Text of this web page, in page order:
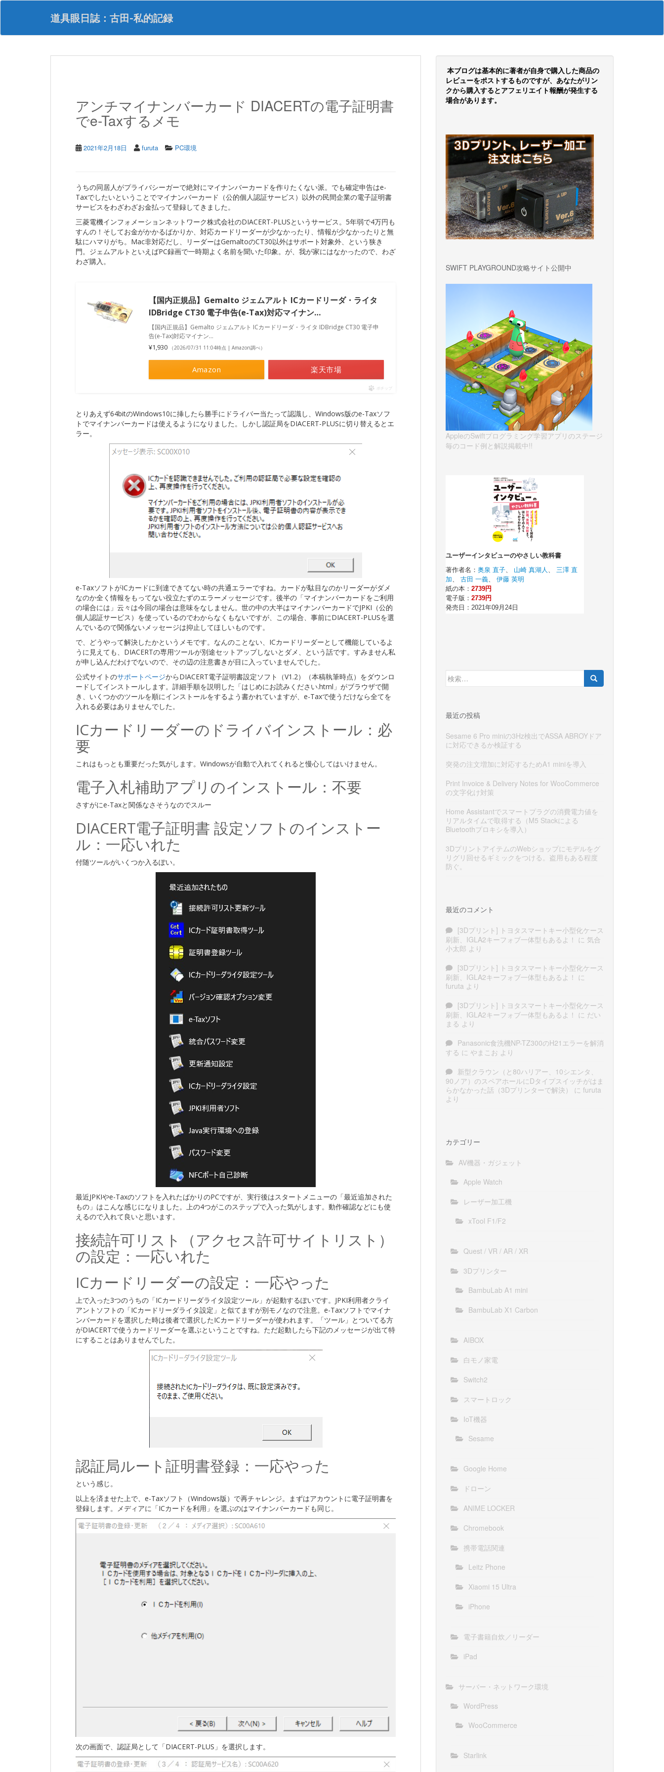
S
p
道具眼日誌：古田-私的記録
アンチマイナンバーカード DIACERTの電子証明書
でe-Taxするメモ
2021年2月18日 furuta PC環境
うちの同居人がプライバシーガーで絶対にマイナンバーカードを作りたくない派。でも確定申告はe-
Taxでしたいということでマイナンバーカード（公的個人認証サービス）以外の民間企業の電子証明書
サービスをわざわざお金払って登録してきました。
三菱電機インフォメーションネットワーク株式会社のDIACERT-PLUSというサービス。5年弱で4万円も
すんの！そしてお金がかかるばかりか、対応カードリーダーが少なかったり、情報が少なかったりと無
駄にハマりがち。Mac非対応だし、リーダーはGemaltoのCT30以外はサポート対象外、という狭き
門。ジェムアルトといえばPC録画で一時期よく名前を聞いた印象。が、我が家にはなかったので、わざ
わざ購入。
【国内正規品】Gemalto ジェムアルト ICカードリーダ・ライタ
IDBridge CT30 電子申告(e-Tax)対応マイナン…
【国内正規品】Gemalto ジェムアルト ICカードリーダ・ライタ IDBridge CT30 電子申
告(e-Tax)対応マイナン...
¥1,930 （2026/07/31 11:04時点 | Amazon調べ）
Amazon 楽天市場
ポチップ
とりあえず64bitのWindows10に挿したら勝手にドライバー当たって認識し、Windows版のe-Taxソフ
トでマイナンバーカードは使えるようになりました。しかし認証局をDIACERT-PLUSに切り替えるとエ
ラー。
e-TaxソフトがICカードに到達できてない時の共通エラーですね。カードが駄目なのかリーダーがダメ
なのか全く情報をもってない役立たずのエラーメッセージです。後半の「マイナンバーカードをご利用
の場合には」云々は今回の場合は意味をなしません。世の中の大半はマイナンバーカードでJPKI（公的
個人認証サービス）を使っているのでわからなくもないですが、この場合、事前にDIACERT-PLUSを選
んでいるので関係ないメッセージは抑止してほしいものです。
で、どうやって解決したかというメモです。なんのことない、 ICカードリーダーとして機能しているよ
うに見えても、DIACERTの専用ツールが別途セットアップしないとダメ、という話です。すみません私
が申し込んだわけでないので、その辺の注意書きが目に入っていませんでした。
公式サイトのサポートページからDIACERT電子証明書設定ソフト（V1.2）（本稿執筆時点）をダウンロ
ードしてインストールします。詳細手順を説明した「はじめにお読みください.html」がブラウザで開
き、いくつかのツールを順にインストールをするよう書かれていますが、e-Taxで使うだけなら全てを
入れる必要はありませんでした。
ICカードリーダーのドライバインストール：必
要
これはもっとも重要だった気がします。Windowsが自動で入れてくれると慢心してはいけません。
電子入札補助アプリのインストール：不要
さすがにe-Taxと関係なさそうなのでスルー
DIACERT電子証明書 設定ソフトのインストー
ル：一応いれた
付随ツールがいくつか入るぽい。
最近JPKIやe-Taxのソフトを入れたばかりのPCですが、実行後はスタートメニューの「最近追加された
もの」はこんな感じになりました。上の4つがこのステップで入った気がします。動作確認などにも使
えるので入れて良いと思います。
接続許可リスト（アクセス許可サイトリスト）
の設定：一応いれた
ICカードリーダーの設定：一応やった
上で入った3つのうちの「ICカードリーダライタ設定ツール」が起動するぽいです。JPKI利用者クライ
アントソフトの「ICカードリーダライタ設定」と似てますが別モノなので注意。e-Taxソフトでマイナ
ンバーカードを選択した時は後者で選択したICカードリーダーが使われます。「ツール」とついてる方
がDIACERTで使うカードリーダーを選ぶということですね。ただ起動したら下記のメッセージが出て特
にすることはありませんでした。
認証局ルート証明書登録：一応やった
という感じ。
以上を済ませた上で、e-Taxソフト（Windows版）で再チャレンジ。まずはアカウントに電子証明書を
登録します。メディアに「ICカードを利用」を選ぶのはマイナンバーカードも同じ。
次の画面で、認証局として「DIACERT-PLUS」を選択します。
本ブログは基本的に著者が自身で購入した商品の
レビューをポストするものですが、あなたがリン
クから購入するとアフェリエイト報酬が発生する
場合があります。
SWIFT PLAYGROUND攻略サイト公開中
AppleのSwiftプログラミング学習アプリのステージ
毎のコード例と解説掲載中!!
検
索:
最近の投稿
Sesame 6 Pro miniの3Hz検出でASSA ABROYドア
に対応できるか検証する
突発の注文増加に対応するためA1 miniを導入
Print Invoice & Delivery Notes for WooCommerce
の文字化け対策
Home Assistantでスマートプラグの消費電力値を
リアルタイムで取得する（M5 Stackによる
Bluetoothプロキシを導入）
3DプリントアイテムのWebショップにモデルをグ
リグリ回せるギミックをつける。盗用もある程度
防ぐ。
最近のコメント
[3Dプリント] トヨタスマートキー小型化ケース
刷新、IGLA2キーフォブ一体型もあるよ！ に 気合
小太郎 より
[3Dプリント] トヨタスマートキー小型化ケース
刷新、IGLA2キーフォブ一体型もあるよ！ に
furuta より
[3Dプリント] トヨタスマートキー小型化ケース
刷新、IGLA2キーフォブ一体型もあるよ！ に だい
まる より
Panasonic食洗機NP-TZ300のH21エラーを解消
する に やまこお より
新型クラウン（と80ハリアー、10シエンタ、
90ノア）のスペアホールにDタイプスイッチがはま
らかなかった話（3Dプリンターで解決）
に furuta
より
カテゴリー
AV機器・ガジェット
Apple Watch
レーザー加工機
xTool F1/F2
Quest / VR / AR / XR
3Dプリンター
BambuLab A1 mini
BambuLab X1 Carbon
AIBOX
白モノ家電
Switch2
スマートロック
IoT機器
Sesame
Google Home
ドローン
ANIME LOCKER
Chromebook
携帯電話関連
Leitz Phone
Xiaomi 15 Ultra
iPhone
電子書籍自炊／リーダー
iPad
サーバー・ネットワーク環境
WordPress
WooCommerce
Starlink